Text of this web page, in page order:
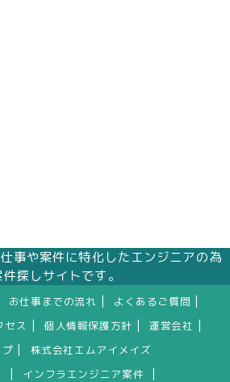
事や案件に特化したエンジニアの為
探しサイトです。
お仕事までの流れ よくあるご質問
セス 個人情報保護方針 運営会社
プ
株式会社エムアイメイズ
インフラエンジニア案件